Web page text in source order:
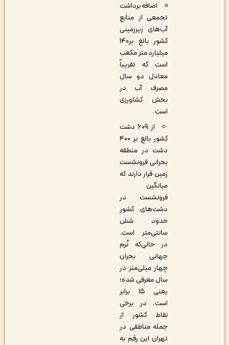
اضافه برداشت
تجمعی از منابع
آب‌های زیرزمینی
کشور بالغ بر۱۴۰
میلیارد متر مکعب
است که تقریباً
معادل دو سال
مصرف آب در
بخش کشاورزی
از ۶۰۹ دشت
کشور بالغ بر ۴۰۰
دشت در منطقه
بحرانی فرونشست
زمین قرار دارند که
فرونشست در
دشت‌های کشور
حدود شش
سانتی‌متر است.
در حالی‌که نُرم
جهانی بحران
چهار میلی‌متر در
سال معرفی شده؛
یعنی ۱۵ برابر
است. در برخی
نقاط کشور از
جمله مناطقی در
تهران این رقم به